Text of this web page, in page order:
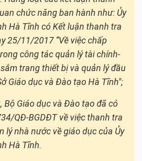
chức năng ban hành như: Ủy
Hà Tĩnh có Kết luận thanh tra
25/11/2017 “Về việc chấp
công tác quản lý tài chính-
trang thiết bị và quản lý đầu
Giáo dục và Đào tạo Hà Tĩnh";
Giáo dục và Đào tạo đã có
QĐ-BGDĐT về việc thanh tra
lý nhà nước về giáo dục của Ủy
Hà Tĩnh.